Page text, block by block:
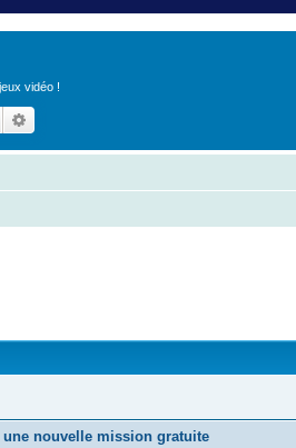
vidéo !
Rechercher
une nouvelle mission gratuite